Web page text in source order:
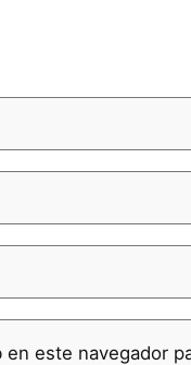
este navegador